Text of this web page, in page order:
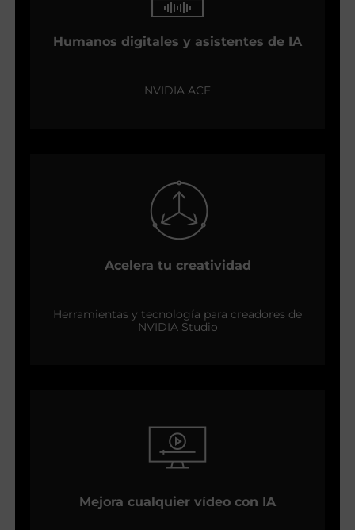
Humanos digitales y asistentes de IA
NVIDIA ACE
Acelera tu creatividad
Herramientas y tecnología para creadores de
NVIDIA Studio
Mejora cualquier vídeo con IA